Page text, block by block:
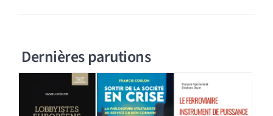
Dernières parutions